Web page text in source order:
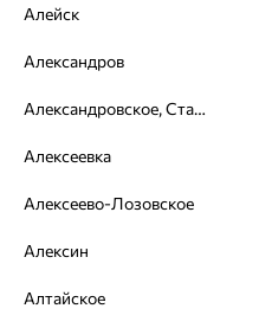
Вставка:
Цвет вставки:
Наименование цвета вставки:
Характеристика вставки:
ЦВЕТ
ВЕС
Алейск
Александров
Александровское, Ставропольский край
Алексеевка
Алексеево-Лозовское
Алексин
Алтайское